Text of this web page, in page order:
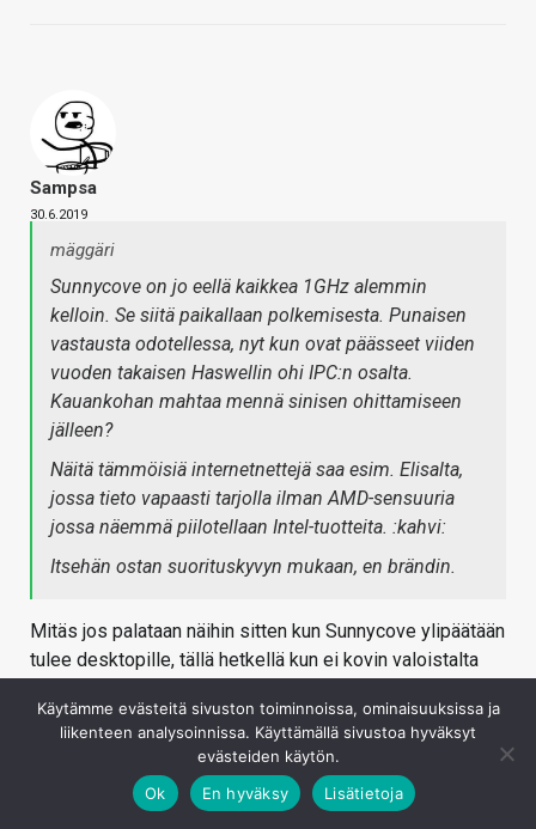
Sampsa
30.6.2019
mäggäri
Sunnycove on jo eellä kaikkea 1GHz alemmin
kelloin. Se siitä paikallaan polkemisesta. Punaisen
vastausta odotellessa, nyt kun ovat päässeet viiden
vuoden takaisen Haswellin ohi IPC:n osalta.
Kauankohan mahtaa mennä sinisen ohittamiseen
jälleen?
Näitä tämmöisiä internetnettejä saa esim. Elisalta,
jossa tieto vapaasti tarjolla ilman AMD-sensuuria
jossa näemmä piilotellaan Intel-tuotteita. :kahvi:
Itsehän ostan suorituskyvyn mukaan, en brändin.
Mitäs jos palataan näihin sitten kun Sunnycove ylipäätään
tulee desktopille, tällä hetkellä kun ei kovin valoistalta
Kirjaudu sisään vastataksesi
Käytämme evästeitä sivuston toiminnoissa, ominaisuuksissa ja
liikenteen analysoinnissa. Käyttämällä sivustoa hyväksyt
evästeiden käytön.
Ok
En hyväksy Lisätietoja